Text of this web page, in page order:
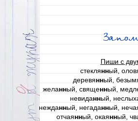
Пиши с
стеклянный,
деревянный,
желанный, священный,
невиданный,
нежданный, негаданный,
отчаянный, окаянный,